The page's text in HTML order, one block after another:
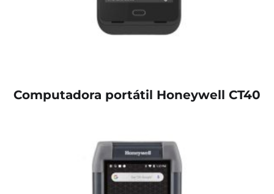
Computadora portátil Honeywell CT40